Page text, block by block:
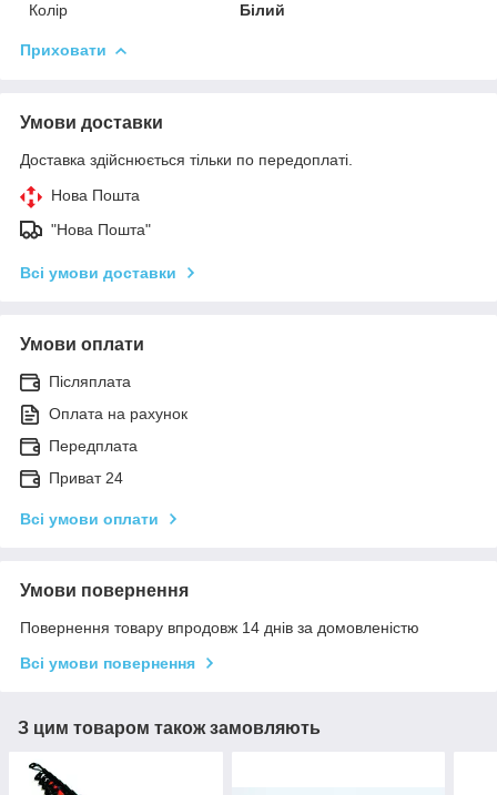
Колір Білий
Приховати
Умови доставки
Доставка здійснюється тільки по передоплаті.
Нова Пошта
"Нова Пошта"
Всі умови доставки
Умови оплати
Післяплата
Оплата на рахунок
Передплата
Приват 24
Всі умови оплати
Умови повернення
Повернення товару впродовж 14 днів за домовленістю
Всі умови повернення
З цим товаром також замовляють